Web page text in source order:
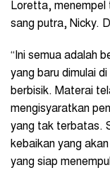
Loretta, menempel
sang putra, Nicky.
“Ini semua adalah
yang baru dimulai
berbisik. Materai
mengisyaratkan
yang tak terbatas.
kebaikan yang
yang siap